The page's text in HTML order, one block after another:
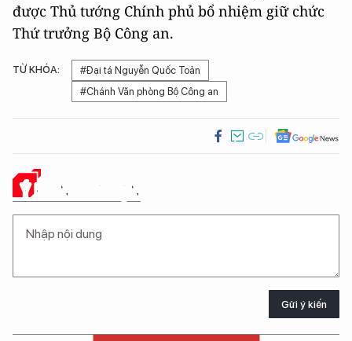
được Thủ tướng Chính phủ bổ nhiệm giữ chức
Thứ trưởng Bộ Công an.
TỪ KHÓA:
#Đại tá Nguyễn Quốc Toản
#Chánh Văn phòng Bộ Công an
Ý KIẾN CỦA BẠN
Gửi ý kiến